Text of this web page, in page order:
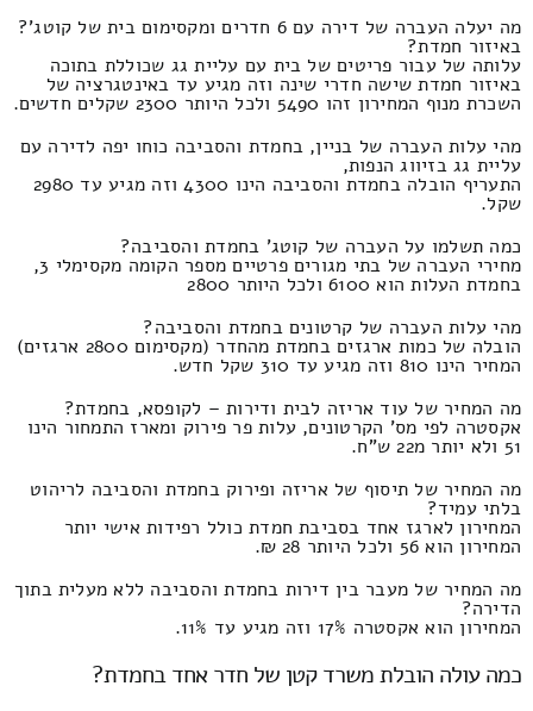
מה יעלה העברה של דירה עם 6 חדרים ומקסימום בית של קוטג'?
באיזור חמדת?
עלותה של עבור פריטים של בית עם עליית גג שכוללת בתוכה
באיזור חמדת שישה חדרי שינה וזה מגיע עד באינטגרציה של
השכרת מנוף המחירון זהו 5490 ולכל היותר 2300 שקלים חדשים.
מהי עלות העברה של בניין, בחמדת והסביבה כוחו יפה לדירה עם
עליית גג בזיווג הנפות,
התעריף הובלה בחמדת והסביבה הינו 4300 וזה מגיע עד 2980
שקל.
כמה תשלמו על העברה של קוטג' בחמדת והסביבה?
מחירי העברה של בתי מגורים פרטיים מספר הקומה מקסימלי 3,
בחמדת העלות הוא 6100 ולכל היותר 2800
מהי עלות העברה של קרטונים בחמדת והסביבה?
הובלה של כמות ארגזים בחמדת מהחדר (מקסימום 2800 ארגזים)
המחיר הינו 810 וזה מגיע עד 310 שקל חדש.
מה המחיר של עוד אריזה לבית ודירות – לקופסא, בחמדת?
אקסטרה לפי מס' הקרטונים, עלות פר פירוק ומארז התמחור הינו
51 ולא יותר מ22 ש"ח.
מה המחיר של תיסוף של אריזה ופירוק בחמדת והסביבה לריהוט
בלתי עמיד?
המחירון לארגז אחד בסביבת חמדת כולל רפידות אישי יותר
המחירון הוא 56 ולכל היותר 28 ₪.
מה המחיר של מעבר בין דירות בחמדת והסביבה ללא מעלית בתוך
הדירה?
המחירון הוא אקסטרה 17% וזה מגיע עד 11%.
כמה עולה הובלת משרד קטן של חדר אחד בחמדת?